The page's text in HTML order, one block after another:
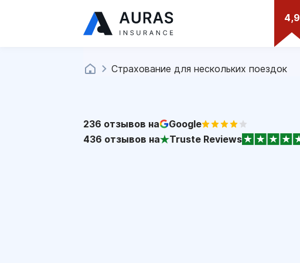
4,9
Страхование для нескольких поездок
236 отзывов на
Google
436 отзывов на Truste Reviews